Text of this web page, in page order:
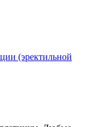
(эректильной